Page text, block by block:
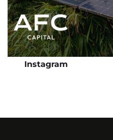
Instagram